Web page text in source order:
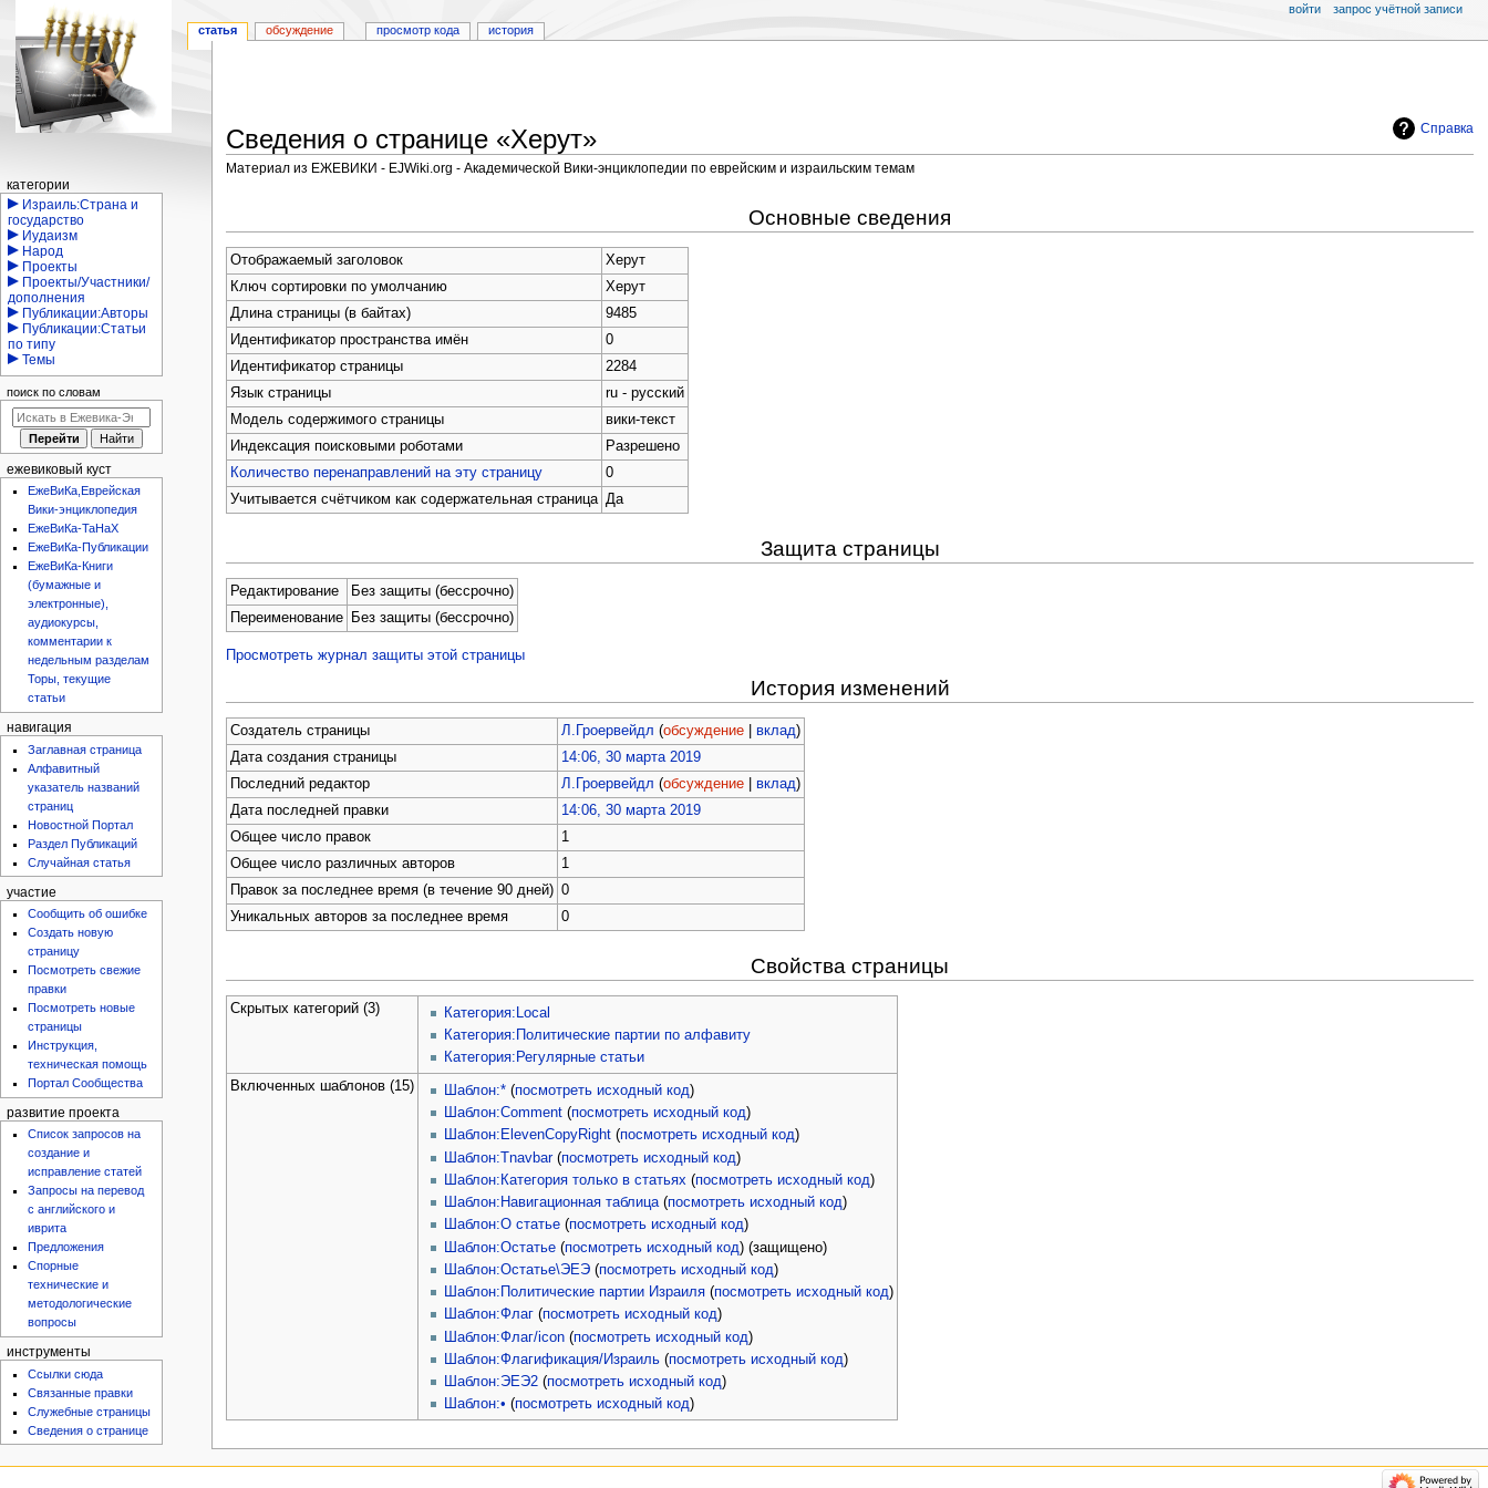
Справка
Сведения о странице «Херут»
Материал из ЕЖЕВИКИ - EJWiki.org - Академической Вики-энциклопедии по еврейским и израильским темам
навигации
поиску
Основные сведения
Отображаемый заголовок
Херут
Ключ сортировки по умолчанию
Херут
Длина страницы (в байтах)
9485
Идентификатор пространства имён
0
Идентификатор страницы
2284
Язык страницы
ru - русский
Модель содержимого страницы
вики-текст
Индексация поисковыми роботами
Разрешено
Количество перенаправлений на эту страницу
0
Учитывается счётчиком как содержательная страница Да
Защита страницы
Редактирование
Без защиты (бессрочно)
Переименование
Без защиты (бессрочно)
Просмотреть журнал защиты этой страницы
История изменений
Создатель страницы Л.Гроервейдл (обсуждение| вклад)
Дата создания страницы
14:06, 30 марта 2019
Последний редактор
Л.Гроервейдл (обсуждение| вклад)
Дата последней правки
14:06, 30 марта 2019
Общее число правок
1
Общее число различных авторов
1
Правок за последнее время (в течение 90 дней) 0
Уникальных авторов за последнее время
0
Свойства страницы
Скрытых категорий (3)
Категория:Local
Категория:Политические партии по алфавиту
Категория:Регулярные статьи
Включенных шаблонов (15)
Шаблон:* (посмотреть исходный код)
Шаблон:Comment (посмотреть исходный код)
Шаблон:ElevenCopyRight (посмотреть исходный код)
Шаблон:Tnavbar(посмотреть исходный код)
Шаблон:Категория только в статьях (посмотреть исходный код)
Шаблон:Навигационная таблица(посмотреть исходный код)
Шаблон:О статье (посмотреть исходный код)
Шаблон:Остатье (посмотреть исходный код) (защищено)
Шаблон:Остатье\ЭЕЭ (посмотреть исходный код)
Шаблон:Политические партии Израиля (посмотреть исходный код)
Шаблон:Флаг (посмотреть исходный код)
Шаблон:Флаг/icon (посмотреть исходный код)
Шаблон:Флагификация/Израиль (посмотреть исходный код)
Шаблон:ЭЕЭ2 (посмотреть исходный код)
Шаблон:• (посмотреть исходный код)
Навигация
статья обсуждение просмотр кода история
войти запрос учётной записи
категории
Израиль:Страна и
государство
Иудаизм
Народ
Проекты
Проекты/Участники/
дополнения
Публикации:Авторы
Публикации:Статьи
по типу
Темы
поиск по словам
ежевиковый куст
ЕжеВиКа,Еврейская
Вики-энциклопедия
ЕжеВиКа-ТаНаХ
ЕжеВиКа-Публикации
ЕжеВиКа-Книги
(бумажные и
электронные),
аудиокурсы,
комментарии к
недельным разделам
Торы, текущие
статьи
навигация
Заглавная страница
Алфавитный
указатель названий
страниц
Новостной Портал
Раздел Публикаций
Случайная статья
участие
Сообщить об ошибке
Создать новую
страницу
Посмотреть свежие
правки
Посмотреть новые
страницы
Инструкция,
техническая помощь
Портал Сообщества
развитие проекта
Список запросов на
создание и
исправление статей
Запросы на перевод
с английского и
иврита
Предложения
Спорные
технические и
методологические
вопросы
инструменты
Ссылки сюда
Связанные правки
Служебные страницы
Сведения о странице